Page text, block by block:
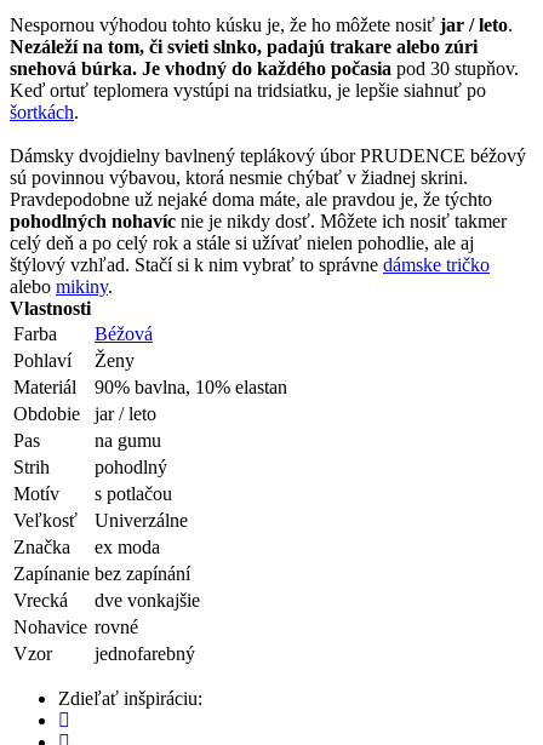
Nespornou výhodou tohto kúsku je, že ho môžete nosiť jar / leto.
Nezáleží na tom, či svieti slnko, padajú trakare alebo zúri
snehová búrka. Je vhodný do každého počasia pod 30 stupňov.
Keď ortuť teplomera vystúpi na tridsiatku, je lepšie siahnuť po
šortkách.
Dámsky dvojdielny bavlnený teplákový úbor PRUDENCE béžový
sú povinnou výbavou, ktorá nesmie chýbať v žiadnej skrini.
Pravdepodobne už nejaké doma máte, ale pravdou je, že týchto
pohodlných nohavíc nie je nikdy dosť. Môžete ich nosiť takmer
celý deň a po celý rok a stále si užívať nielen pohodlie, ale aj
štýlový vzhľad. Stačí si k nim vybrať to správne dámske tričko
alebo mikiny.
Vlastnosti
Farba
Béžová
Pohlaví
Ženy
Materiál
90% bavlna, 10% elastan
Obdobie
jar / leto
Pas
na gumu
Strih
pohodlný
Motív
s potlačou
Veľkosť
Univerzálne
Značka
ex moda
Zapínanie bez zapínání
Vrecká
dve vonkajšie
Nohavice rovné
Vzor
jednofarebný
Zdieľať inšpiráciu: